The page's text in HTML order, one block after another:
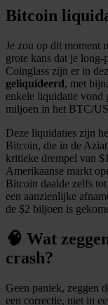
Bitcoin
Je zou op dit moment
grote kans dat je
Coinglass zijn er in
geliquideerd, met
enkele liquidatie vond
miljoen in het BTC/
Deze liquidaties zijn
Bitcoin, die in de
kritieke drempel van
Amerikaanse markt
Bitcoin daalde zelfs
een aanzienlijke
de $2 biljoen is
🧠 Wat
crash?
Geen paniek, zeggen
een correctie, niet in